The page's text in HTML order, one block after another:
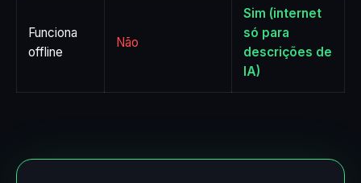
Funciona
offline
Não
Sim (internet
só para
descrições de
IA)